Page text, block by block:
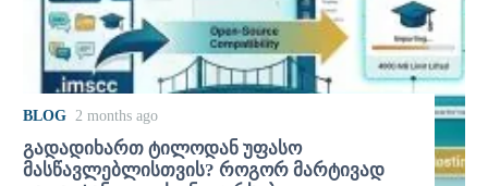
BLOG 2 months ago
გადადიხართ ტილოდან უფასო
მასწავლებლისთვის? როგორ მარტივად